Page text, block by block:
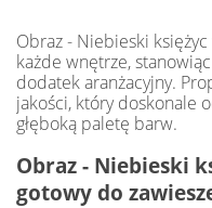
Obraz - Niebieski
każde wnętrze,
dodatek aranżacyjny.
jakości, który doskonale
głęboką paletę barw.
Obraz - Niebieski
gotowy do